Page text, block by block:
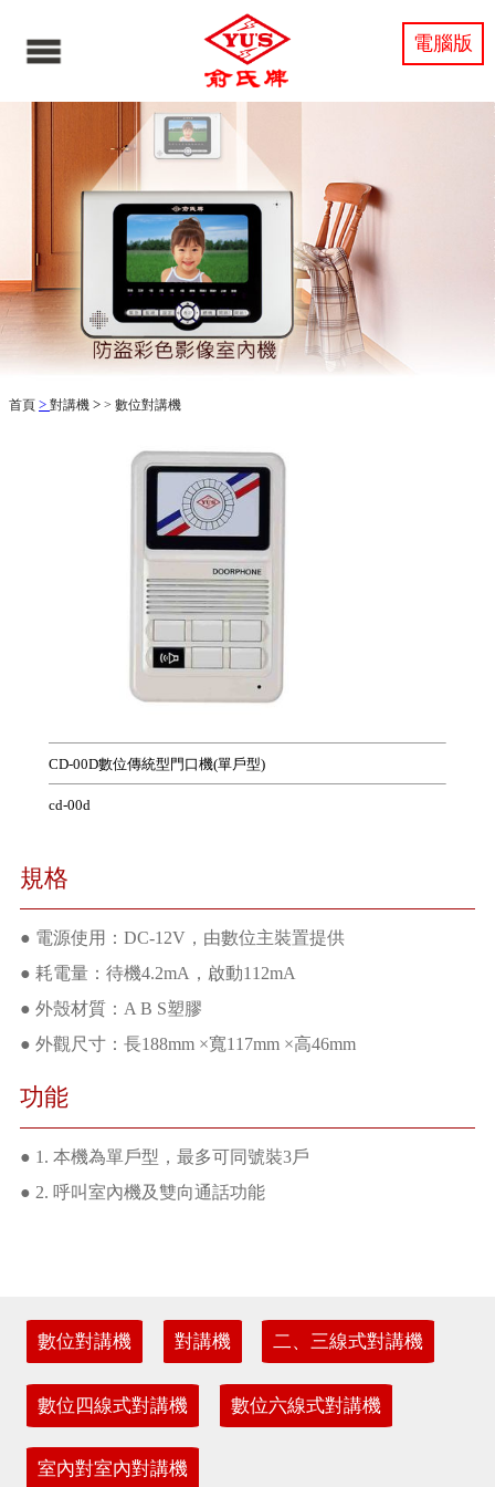
電腦版
首頁 > 對講機 > > 數位對講機
CD-00D數位傳統型門口機(單戶型)
cd-00d
規格
● 電源使用：DC-12V，由數位主裝置提供
● 耗電量：待機4.2mA，啟動112mA
● 外殼材質：A B S塑膠
● 外觀尺寸：長188mm ×寬117mm ×高46mm
功能
● 1. 本機為單戶型，最多可同號裝3戶
● 2. 呼叫室內機及雙向通話功能
數位對講機 對講機 二、三線式對講機
數位四線式對講機 數位六線式對講機
室內對室內對講機